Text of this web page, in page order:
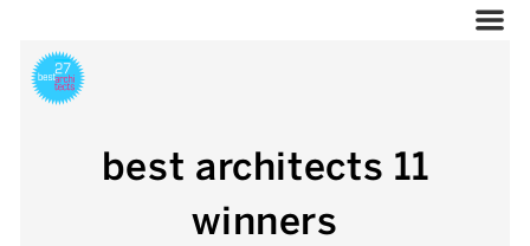
best architects 11
winners